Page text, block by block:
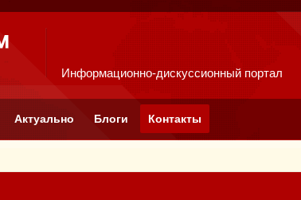
Информационно-дискуссионный портал
Актуально Блоги Контакты